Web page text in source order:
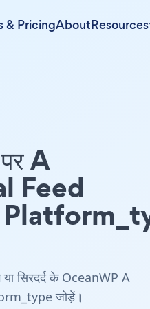
& PricingAboutResources
A
Feed
या सिरदर्द के OceanWP A
जोड़ें।